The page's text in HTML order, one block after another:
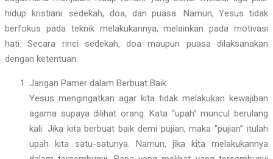
hidup kristiani: sedekah, doa, dan puasa. Namun, Yesus tidak
berfokus pada teknik melakukannya, melainkan pada motivasi
hati. Secara rinci sedekah, doa maupun puasa dilaksanakan
dengan ketentuan:
Jangan Pamer dalam Berbuat Baik
Yesus mengingatkan agar kita tidak melakukan kewajiban
agama supaya dilihat orang. Kata “upah” muncul berulang
kali. Jika kita berbuat baik demi pujian, maka “pujian” itulah
upah kita satu-satunya. Namun, jika kita melakukannya